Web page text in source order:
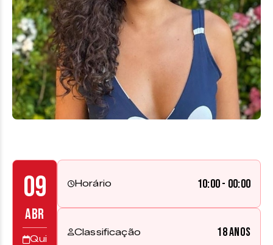
09
ABR
Qui
Horário 10:00 - 00:00
Classificação 18 anos